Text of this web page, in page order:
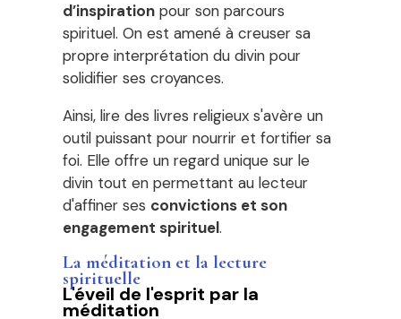
d’inspiration pour son parcours
spirituel. On est amené à creuser sa
propre interprétation du divin pour
solidifier ses croyances.
Ainsi, lire des livres religieux s'avère un
outil puissant pour nourrir et fortifier sa
foi. Elle offre un regard unique sur le
divin tout en permettant au lecteur
d'affiner ses convictions et son
engagement spirituel.
La méditation et la lecture
spirituelle
L'éveil de l'esprit par la
méditation